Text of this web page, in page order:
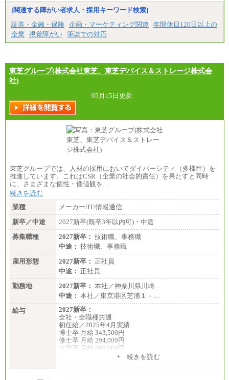
[関連する障がい者求人・採用キーワード検索]
証券・金融・保険 企画・マーケティング関連
年間休日120日以上の
企業
視覚障がい 筆談での対応
東芝グループ(株式会社東芝、東芝デバイス＆ストレージ株式会
社)
05月15日更新
東芝グループでは、人材の採用においてダイバーシティ（多様性）を
推進しています。これはCSR（企業の社会的責任）を果たすと同時
に、さまざまな個性・価値観を…
続きを読む
業種
メーカー/IT/情報通信
新卒／中途
2027新卒(既卒3年以内可)・中途
募集職種
2027新卒： 技術職、事務職
中途： 技術職、事務職
雇用形態
2027新卒： 正社員
中途： 正社員
勤務地
2027新卒： 本社／神奈川県川崎…
中途： 本社／東京港区芝浦１－…
給与
2027新卒：
全社・全職種共通
初任給／2025年4月実績
博士卒 月給 343,500円
修士卒 月給 294,000円
大学卒 月給 269,000円
※試用期間の給与に変更はございません
中途：
+ 続きを読む